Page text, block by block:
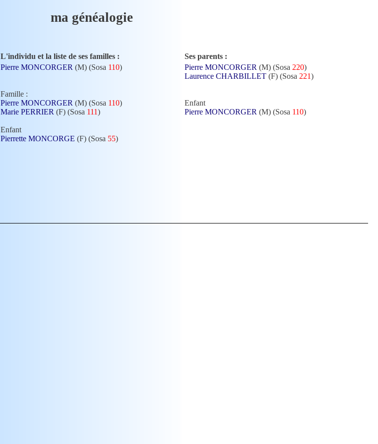
ma généalogie
L'individu et la liste de ses familles :
Ses parents :
Pierre MONCORGER (M) (Sosa 110)
Famille :
Pierre MONCORGER (M) (Sosa 110)
Marie PERRIER (F) (Sosa 111)
Enfant
Pierrette MONCORGE (F) (Sosa 55)
Pierre MONCORGER (M) (Sosa 220)
Laurence CHARBILLET (F) (Sosa 221)
Enfant
Pierre MONCORGER (M) (Sosa 110)